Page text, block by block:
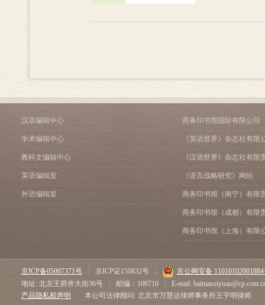
汉语编辑中心
学术编辑中心
教科文编辑中心
英语编辑室
外语编辑室
商务印书馆国际有限公司
《英语世界》杂志社有限
《汉语世界》杂志社有限
《语言战略研究》网站
商务印书馆（南宁）有限
商务印书馆（成都）有限
商务印书馆（上海）有限
京ICP备05007371号 京ICP证150832号
京公网安备
地址: 北京王府井大街36号
邮编：100710
E-mail:
产品隐私权声明
本公司法律顾问: 北京市万慧达律师事务所王宇明律师